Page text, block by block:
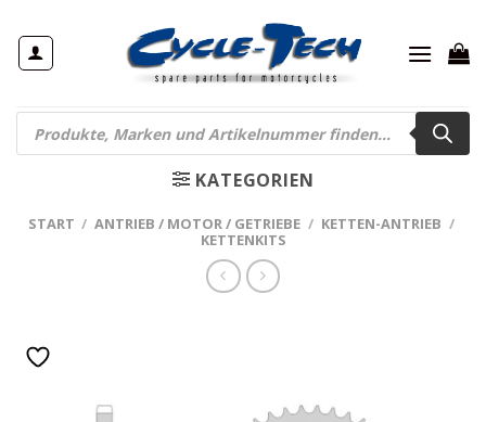
Inhalt
springen
Products
search
KATEGORIEN
START / ANTRIEB / MOTOR / GETRIEBE / KETTEN-ANTRIEB /
KETTENKITS